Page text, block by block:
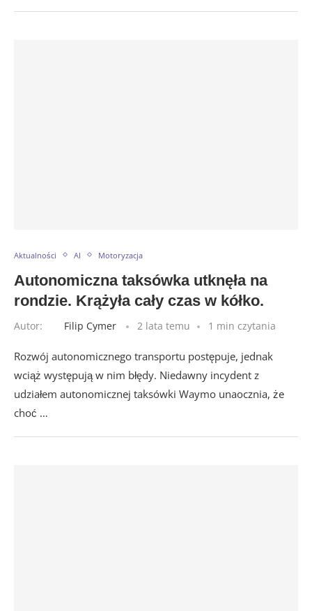
Aktualności AI Motoryzacja
Autonomiczna taksówka utknęła na
rondzie. Krążyła cały czas w kółko.
Autor: Filip Cymer 2 lata temu 1 min czytania
Rozwój autonomicznego transportu postępuje, jednak
wciąż występują w nim błędy. Niedawny incydent z
udziałem autonomicznej taksówki Waymo unaocznia, że
choć …